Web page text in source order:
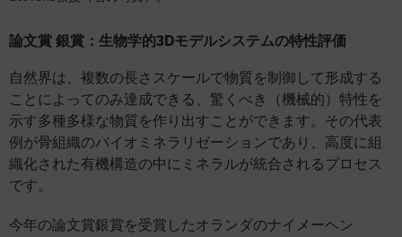
論文賞 銀賞：生物学的3Dモデルシステムの特性評価
自然界は、複数の長さスケールで物質を制御して形成する
ことによってのみ達成できる、驚くべき（機械的）特性を
示す多種多様な物質を作り出すことができます。その代表
例が骨組織のバイオミネラリゼーションであり、高度に組
織化された有機構造の中にミネラルが統合されるプロセス
です。
今年の論文賞銀賞を受賞したオランダのナイメーヘン